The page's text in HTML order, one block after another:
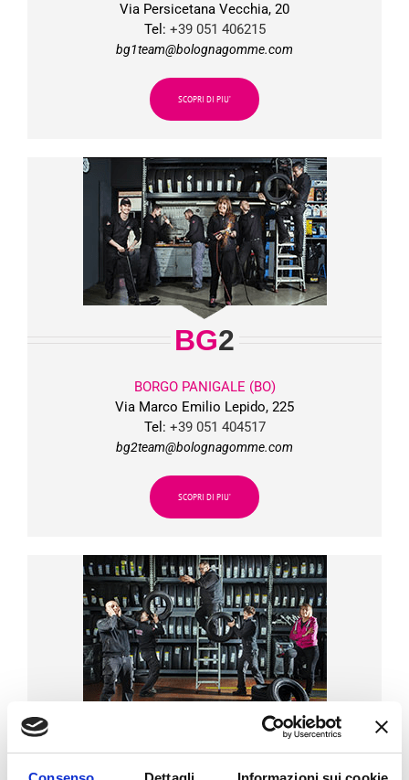
Via Persicetana Vecchia, 20
Tel: +39 051 406215
bg1team@bolognagomme.com
SCOPRI DI PIU’
BG2
BORGO PANIGALE (BO)
Via Marco Emilio Lepido, 225
Tel: +39 051 404517
bg2team@bolognagomme.com
SCOPRI DI PIU’